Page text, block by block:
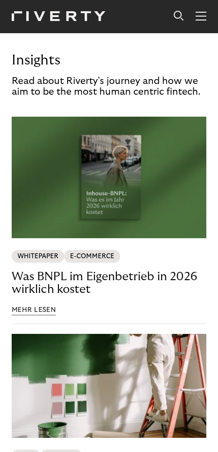
Insights
Read about Riverty's journey and how we
aim to be the most human centric fintech.
WHITEPAPER E-COMMERCE
Was BNPL im Eigenbetrieb in 2026
wirklich kostet
MEHR LESEN